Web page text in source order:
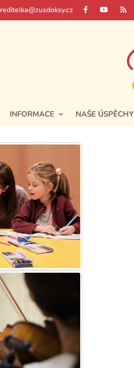
reditelka@zusdoksy.cz
INFORMACE NAŠE ÚSPĚCHY